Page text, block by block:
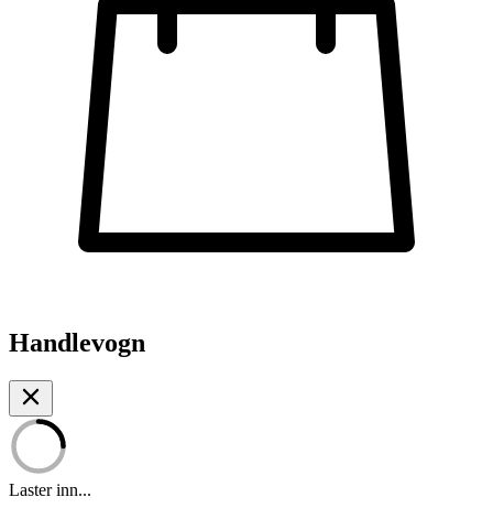
Handlevogn
Laster inn...